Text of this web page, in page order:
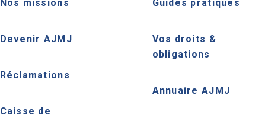
Nos missions
Devenir AJMJ
Réclamations
Caisse de
Guides pratiques
Vos droits &
obligations
Annuaire AJMJ